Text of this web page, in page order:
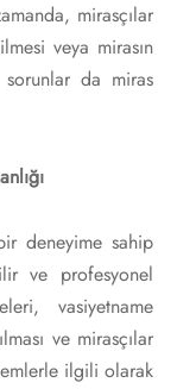
mirasçılar
veya mirasın
sorunlar da miras
deneyime sahip
ve profesyonel
vasiyetname
ve mirasçılar
ilgili olarak